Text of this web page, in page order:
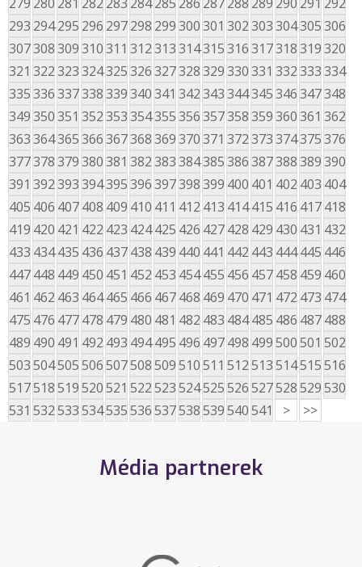
293 294295 296 297298 299300301 302303304305306
307308309310311 312313314315316317318319320
321 322323324325326327328329330331 332333334
335336337338339340341 342343344345346347348
349350351 352353354355356357358359360361 362
363364365366367368369370371 372373374375376
377378379380381 382383384385386387388389390
391 392393394395396397398399 400 401 402 403 404
405 406 407408 409 410 411 412 413 414415 416 417418
419 420 421 422 423 424425 426 427428 429 430 431 432
433 434435 436 437438 439 440 441 442 443 444445 446
447448 449 450 451 452 453 454455 456 457458 459 460
461 462 463 464465 466 467468 469 470 471 472 473 474
475 476 477478 479 480 481 482 483 484485 486 487488
489 490 491 492 493 494495 496 497498 499500501 502
503504505506507508509510511 512513514515516
517518519520521 522523524525526527528529530
531 532533534535536537538539540541 > >>
Média partnerek